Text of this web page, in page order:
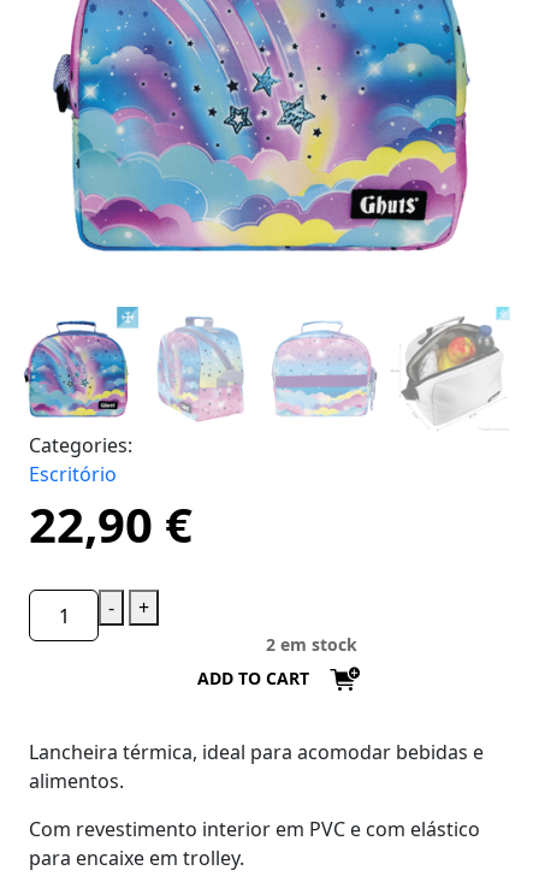
Categories:
Escritório
22,90 €
- +
2 em stock
ADD TO CART
Lancheira térmica, ideal para acomodar bebidas e
alimentos.
Com revestimento interior em PVC e com elástico
para encaixe em trolley.